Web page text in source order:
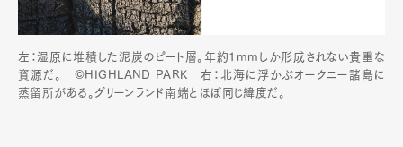
左：湿原に堆積した泥炭のピート層。年約1mmしか形成されない貴重な
資源だ。 ©HIGHLAND PARK 右：北海に浮かぶオークニー諸島に
蒸留所がある。グリーンランド南端とほぼ同じ緯度だ。